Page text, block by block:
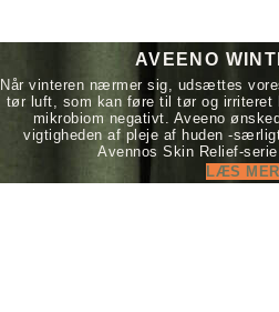
AVEENO
Når vinteren nærmer sig, udsættes
tør luft, som kan føre til tør og irriteret
mikrobiom negativt. Aveeno
vigtigheden af pleje af huden -
Avennos Skin Relief-
LÆS